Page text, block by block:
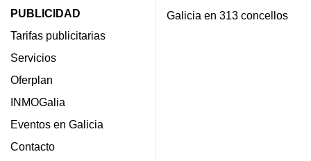
PUBLICIDAD
Tarifas publicitarias
Servicios
Oferplan
INMOGalia
Eventos en Galicia
Contacto
Galicia en 313 concellos